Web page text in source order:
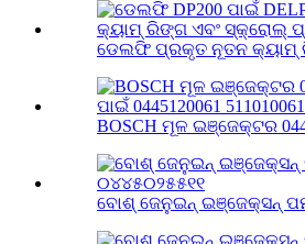
ଡେଲଫି ପ୍ରକୃତ ନୂତନ କ୍ୟାମ୍
BOSCH ମୂଳ ଇଞ୍ଜେକ୍ଟର
ବୋଶ୍ ଜେନୁଇନ୍ ଇଞ୍ଜେକ୍ସନ୍